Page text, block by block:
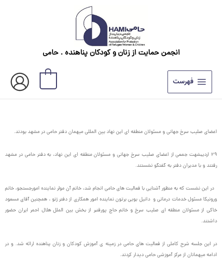
انجمن حمایت از زنان و کودکان پناهنده . حامی
فهرست
اعضای صلیب سرخ جهانی و مسئولان منطقه ای این نهاد بین المللی میهمان دفتر حامی در مشهد بودند.
۲۹ اردیبشهت جمعی از اعضای صلیب سرخ جهانی و مسئولان منطقه ای این نهاد، به دفتر حامی در مشهد
رفتند و با مدیران دفتر به گفتگو نشستند.
در این نشست که به منظور آشنایی با فعالیت های حامی انجام شد، خانم آن مولر نماینده امورجستجو، خانم
ورونیکا مسئول خدمات درمانی و دانیل بویی برتون نماینده امور همکاری از دفتر ژنو ، همچنین آقای مسعود
خاکی از مسئولان منطقه ای صلیب سرخ و خانم حاج پورقنبر از بخش بین الملل هلال احمر ایران حضور
داشتند.
در این جلسه شرح کاملی از فعالیت های حامی در زمینه ی آموزش کودکان و زنان پناهنده ارائه شد. و در
ادامه میهمانان از مرکز آموزشی حامی دیدار کردند.